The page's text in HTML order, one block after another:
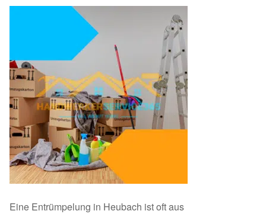
Eine Entrümpelung in Heubach ist oft aus